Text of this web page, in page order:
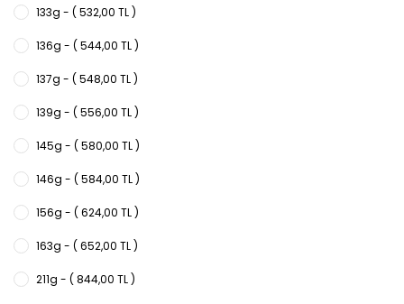
133g - ( 532,00 TL )
136g - ( 544,00 TL )
137g - ( 548,00 TL )
139g - ( 556,00 TL )
145g - ( 580,00 TL )
146g - ( 584,00 TL )
156g - ( 624,00 TL )
163g - ( 652,00 TL )
211g - ( 844,00 TL )